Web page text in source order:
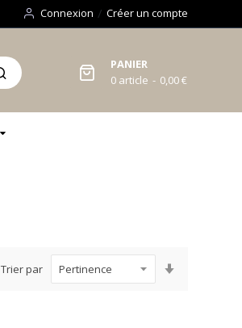
Connexion Créer un compte
PANIER
0 article 0,00 €
Trier par